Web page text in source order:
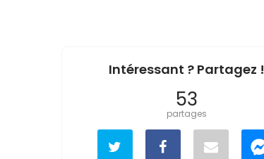
Intéressant ? Partagez !
53
partages